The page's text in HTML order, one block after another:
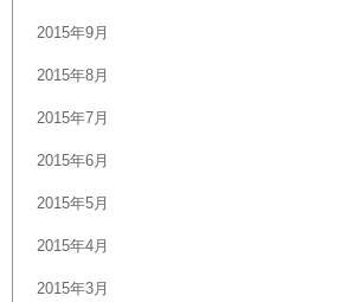
2015年9月
2015年8月
2015年7月
2015年6月
2015年5月
2015年4月
2015年3月